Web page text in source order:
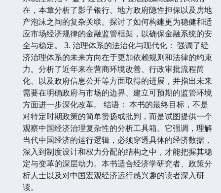
在，本章分析了影子银行、地方政府隐性担保以及房地
产泡沫之间的复杂关联。探讨了如何构建更为稳健和适
应市场经济规律的金融监管框架，以确保金融系统的安
全与稳定。 3. 治理体系的法治化与现代化： 强调了经
济治理体系的未来方向在于更加依赖规则和法律的约束
力。分析了近年来在营商环境改善、行政审批流程简
化、以及政府信息公开等方面取得的进展，并指出未来
需要在明确政府与市场的边界、建立可预期的监管环境
方面进一步深化改革。 结语： 本书的最终目标，不是
对特定时期政策的简单赞扬或批判，而是试图提供一个
观察中国经济治理复杂性的分析工具箱。它强调，理解
当代中国经济的运行逻辑，必须穿透具体的经济数据，
深入到制度设计和权力分配的结构之中，才能把握其稳
定与变革的深层动力。本书适合经济学研究者、政策分
析人士以及对中国宏观经济运行感兴趣的读者深入研
读。